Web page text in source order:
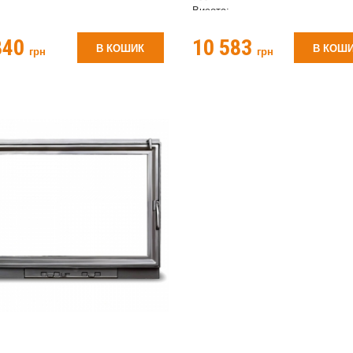
грн В КОШИК
Висота;
10 583 грн В